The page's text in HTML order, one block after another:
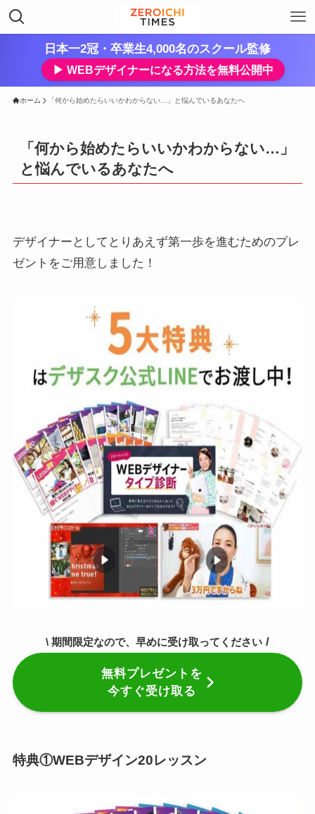
日本一2冠・卒業生4,000名のスクール監修
▶︎ WEBデザイナーになる方法を無料公開中
ホーム 「何から始めたらいいかわからない…」と悩んでいるあなたへ
「何から始めたらいいかわからない…」
と悩んでいるあなたへ
デザイナーとしてとりあえず第一歩を進むためのプレ
ゼントをご用意しました！
\ 期間限定なので、早めに受け取ってください /
無料プレゼントを
今すぐ受け取る
特典①WEBデザイン20レッスン